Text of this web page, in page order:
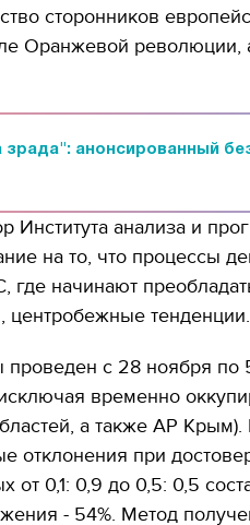
сторонников
Оранжевой революции,
зрада": анонсированный
Института анализа и
на то, что процессы
начинают
центробежные тенденции.
проведен с 28 ноября по
временно
а также АР
отклонения при
0,1: 0,9 до 0,5: 0,5
- 54%. Метод